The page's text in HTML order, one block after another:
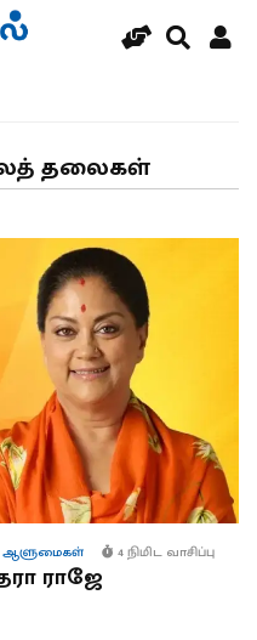
தலைகள்
ஆளுமைகள் 4 நிமிட வாசிப்பு
ராஜே